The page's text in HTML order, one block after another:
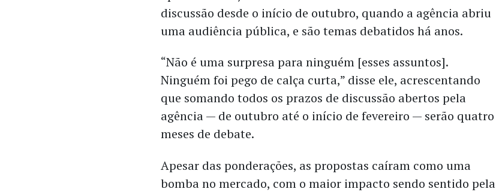
discussão desde o início de outubro, quando a agência abriu
uma audiência pública, e são temas debatidos há anos.
“Não é uma surpresa para ninguém [esses assuntos].
Ninguém foi pego de calça curta,” disse ele, acrescentando
que somando todos os prazos de discussão abertos pela
agência — de outubro até o início de fevereiro — serão quatro
meses de debate.
Apesar das ponderações, as propostas caíram como uma
bomba no mercado, com o maior impacto sendo sentido pela